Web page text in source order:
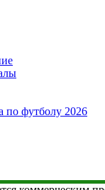
по футболу 2026